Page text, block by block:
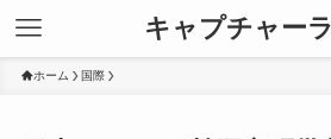
キャプチャー
ホーム 国際